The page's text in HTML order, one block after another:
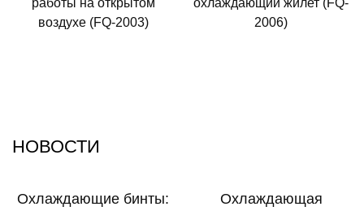
воздухе (FQ-2003)
2006)
НОВОСТИ
Охлаждающие бинты:
Охлаждающая